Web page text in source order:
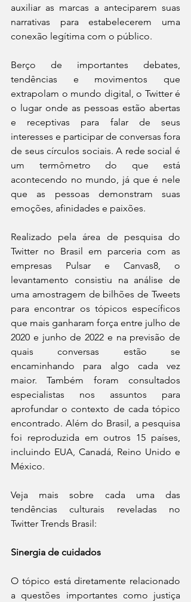
auxiliar as marcas a anteciparem suas
narrativas para estabelecerem uma
conexão legítima com o público.
Berço de importantes debates,
tendências e movimentos que
extrapolam o mundo digital, o Twitter é
o lugar onde as pessoas estão abertas
e receptivas para falar de seus
interesses e participar de conversas fora
de seus círculos sociais. A rede social é
um termômetro do que está
acontecendo no mundo, já que é nele
que as pessoas demonstram suas
emoções, afinidades e paixões.
Realizado pela área de pesquisa do
Twitter no Brasil em parceria com as
empresas Pulsar e Canvas8, o
levantamento consistiu na análise de
uma amostragem de bilhões de Tweets
para encontrar os tópicos específicos
que mais ganharam força entre julho de
2020 e junho de 2022 e na previsão de
quais conversas estão se
encaminhando para algo cada vez
maior. Também foram consultados
especialistas nos assuntos para
aprofundar o contexto de cada tópico
encontrado. Além do Brasil, a pesquisa
foi reproduzida em outros 15 países,
incluindo EUA, Canadá, Reino Unido e
México.
Veja mais sobre cada uma das
tendências culturais reveladas no
Twitter Trends Brasil:
Sinergia de cuidados
O tópico está diretamente relacionado
a questões importantes como justiça